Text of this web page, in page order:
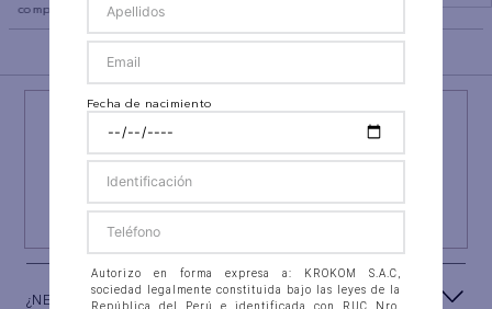
completa
BACK TO TOP
Y RECIBE UN REGALO ESPECIAL
SUSCRIBIRSE
¿NECESITAS AYUDA?
Fecha de nacimiento
Autorizo en forma expresa a: KROKOM S.A.C,
sociedad legalmente constituida bajo las leyes de la
República del Perú e identificada con RUC Nro.